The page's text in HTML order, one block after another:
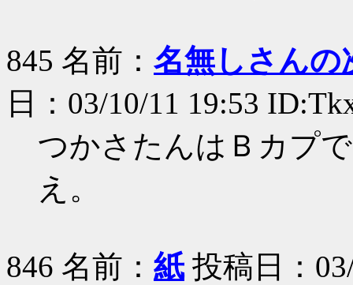
845 名前： 名無しさんの
日：03/10/11 19:53
つかさたんはＢカプ
え。
846 名前： 紙投稿日：